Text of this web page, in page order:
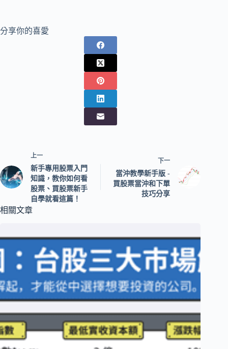
分享你的喜愛
上一
新手專用股票入門
知識，教你如何看
股票、買股票新手
自學就看這篇！
下一
當沖教學新手版 -
買股票當沖和下單
技巧分享
相關文章